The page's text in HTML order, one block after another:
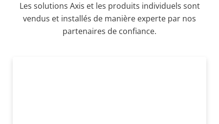
Les solutions Axis et les produits individuels sont
vendus et installés de manière experte par nos
partenaires de confiance.